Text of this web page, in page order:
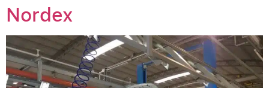
Nordex